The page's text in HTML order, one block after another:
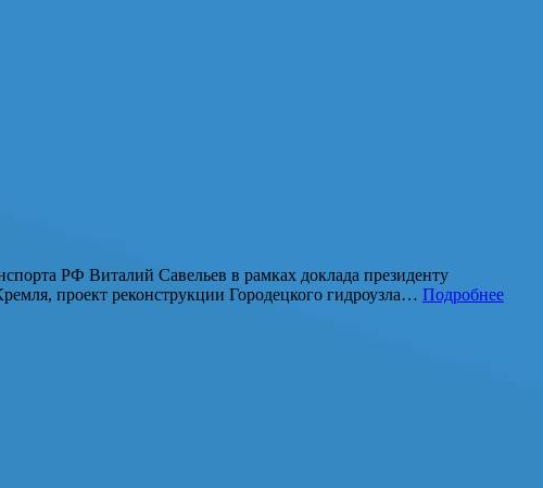
РФ Виталий Савельев в рамках доклада президенту
проект реконструкции Городецкого гидроузла… Подробнее